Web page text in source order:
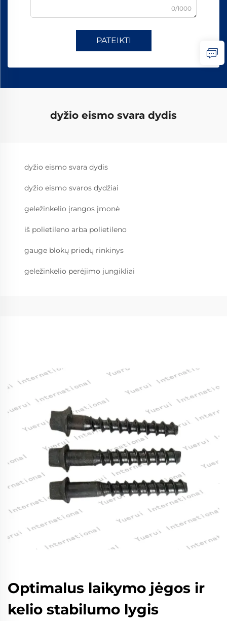
0/1000
PATEIKTI
dyžio eismo svara dydis
dyžio eismo svara dydis
dyžio eismo svaros dydžiai
geležinkelio įrangos įmonė
iš polietileno arba polietileno
gauge blokų priedų rinkinys
geležinkelio perėjimo jungikliai
Optimalus laikymo jėgos ir
kelio stabilumo lygis